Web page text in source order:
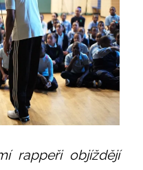
rappeři objíždějí